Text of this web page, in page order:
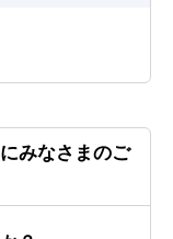
みなさまのご